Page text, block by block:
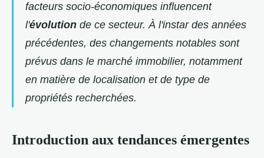
facteurs socio-économiques influencent
l'évolution de ce secteur. À l'instar des années
précédentes, des changements notables sont
prévus dans le marché immobilier, notamment
en matière de localisation et de type de
propriétés recherchées.
Introduction aux tendances émergentes